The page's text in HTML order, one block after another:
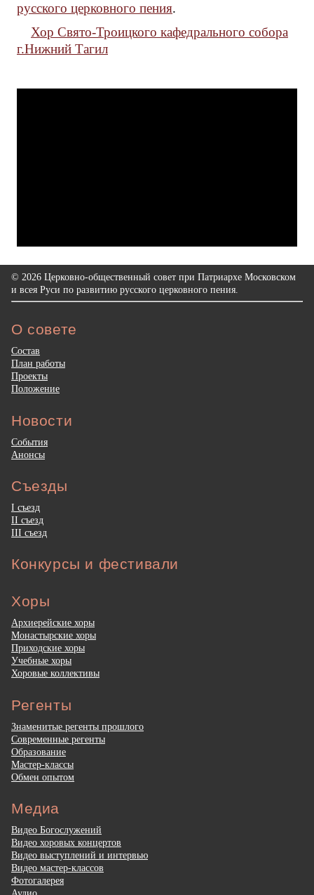
русского церковного пения.
Хор Свято-Троицкого кафедрального собора
г.Нижний Тагил
© 2026 Церковно-общественный совет при Патриархе Московском
и всея Руси по развитию русского церковного пения.
О совете
Состав
План работы
Проекты
Положение
Новости
События
Анонсы
Съезды
I съезд
II съезд
III съезд
Конкурсы и фестивали
Хоры
Архиерейские хоры
Монастырские хоры
Приходские хоры
Учебные хоры
Хоровые коллективы
Регенты
Знаменитые регенты прошлого
Современные регенты
Образование
Мастер-классы
Обмен опытом
Медиа
Видео Богослужений
Видео хоровых концертов
Видео выступлений и интервью
Видео мастер-классов
Фотогалерея